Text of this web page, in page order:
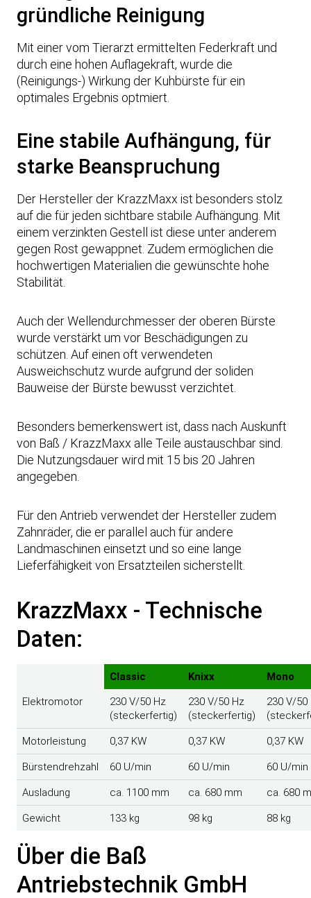
gründliche Reinigung
Mit einer vom Tierarzt ermittelten Federkraft und
durch eine hohen Auflagekraft, wurde die
(Reinigungs-) Wirkung der Kuhbürste für ein
optimales Ergebnis optmiert.
Eine stabile Aufhängung, für
starke Beanspruchung
Der Hersteller der KrazzMaxx ist besonders stolz
auf die für jeden sichtbare stabile Aufhängung. Mit
einem verzinkten Gestell ist diese unter anderem
gegen Rost gewappnet. Zudem ermöglichen die
hochwertigen Materialien die gewünschte hohe
Stabilität.
Auch der Wellendurchmesser der oberen Bürste
wurde verstärkt um vor Beschädigungen zu
schützen. Auf einen oft verwendeten
Ausweichschutz wurde aufgrund der soliden
Bauweise der Bürste bewusst verzichtet.
Besonders bemerkenswert ist, dass nach Auskunft
von Baß / KrazzMaxx alle Teile austauschbar sind.
Die Nutzungsdauer wird mit 15 bis 20 Jahren
angegeben.
Für den Antrieb verwendet der Hersteller zudem
Zahnräder, die er parallel auch für andere
Landmaschinen einsetzt und so eine lange
Lieferfähigkeit von Ersatzteilen sicherstellt.
KrazzMaxx - Technische
Daten:
Classic Knixx
Mono
Elektromotor
230 V/50 Hz
(steckerfertig)
230 V/50 Hz
(steckerfertig)
230 V/50
Motorleistung 0,37 KW 0,37 KW 0,37 KW
Bürstendrehzahl 60 U/min 60 U/min 60 U/min
Ausladung ca. 1100 mm ca. 680 mm ca. 680
Gewicht 133 kg 98 kg 88 kg
Über die Baß
Antriebstechnik GmbH